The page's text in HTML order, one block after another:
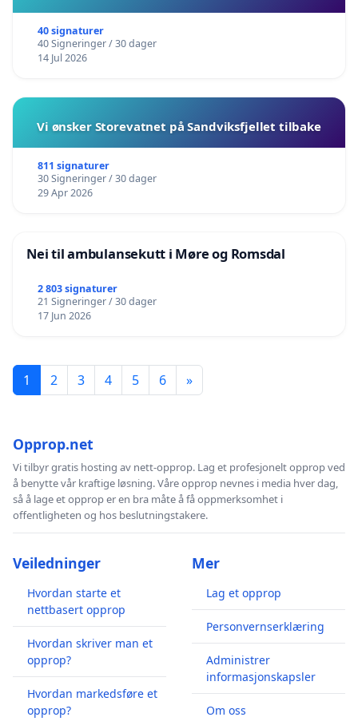
40 signaturer
40 Signeringer / 30 dager
14 Jul 2026
Vi ønsker Storevatnet på Sandviksfjellet tilbake
811 signaturer
30 Signeringer / 30 dager
29 Apr 2026
Nei til ambulansekutt i Møre og Romsdal
2 803 signaturer
21 Signeringer / 30 dager
17 Jun 2026
1 2 3 4 5 6 »
Opprop.net
Vi tilbyr gratis hosting av nett-opprop. Lag et profesjonelt opprop ved
å benytte vår kraftige løsning. Våre opprop nevnes i media hver dag,
så å lage et opprop er en bra måte å få oppmerksomhet i
offentligheten og hos beslutningstakere.
Veiledninger
Hvordan starte et
nettbasert opprop
Hvordan skriver man et
opprop?
Hvordan markedsføre et
opprop?
Mer
Lag et opprop
Personvernserklæring
Administrer
informasjonskapsler
Om oss